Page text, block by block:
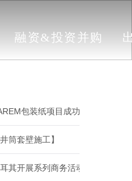
融资&投资并购
包装纸项目成功开机】
筒套壁施工】
其开展系列商务活动】